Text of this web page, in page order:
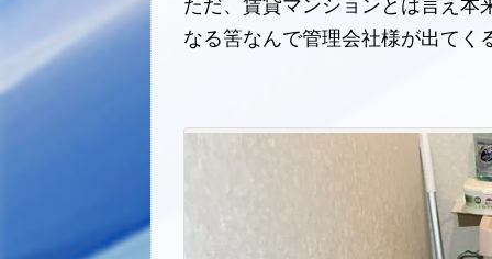
ただ、賃貸マンションとは言え本
なる筈なんで管理会社様が出て